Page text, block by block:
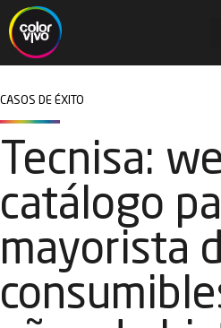
CASOS DE ÉXITO
Tecnisa:
catálogo
mayorista